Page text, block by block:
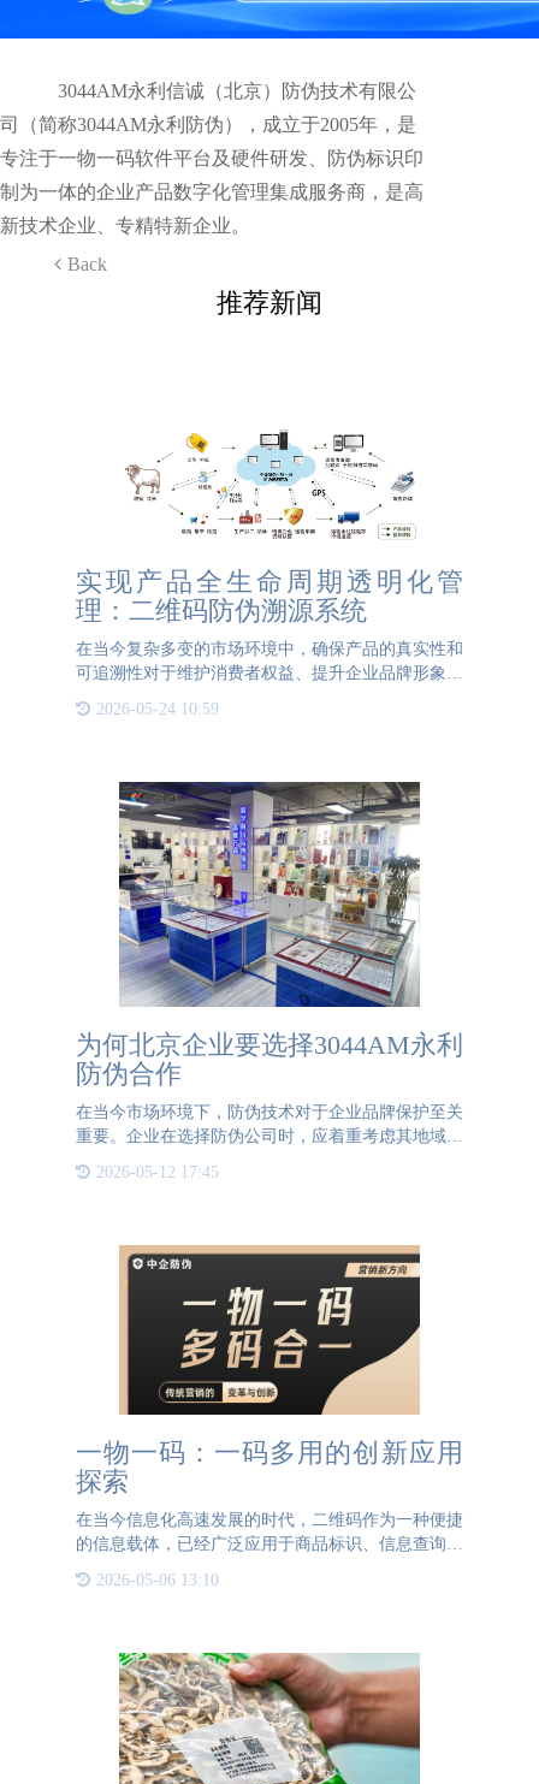
3044AM永利信诚（北京）防伪技术有限公
司（简称3044AM永利防伪），成立于2005年，是
专注于一物一码软件平台及硬件研发、防伪标识印
制为一体的企业产品数字化管理集成服务商，是高
新技术企业、专精特新企业。
Back
推荐新闻
实现产品全生命周期透明化管
理：二维码防伪溯源系统
在当今复杂多变的市场环境中，确保产品的真实性和
可追溯性对于维护消费者权益、提升企业品牌形象至
运而生，它如同一双锐利的眼睛，全程监控产品的生
2026-05-24 10:59
为何北京企业要选择3044AM永利
防伪合作
在当今市场环境下，防伪技术对于企业品牌保护至关
重要。企业在选择防伪公司时，应着重考虑其地域性
和实体性，以便更好地进行考察与合作。对于位于北
京或周边地区的企业而言，选择一家具有实体店，尤
2026-05-12 17:45
一物一码：一码多用的创新应用
探索
在当今信息化高速发展的时代，二维码作为一种便捷
的信息载体，已经广泛应用于商品标识、信息查询、
营销推广等多个领域。其中，“一物一码”技术更是凭
借其独特性、安全性和可追溯性，成为连接产品与消
2026-05-06 13:10